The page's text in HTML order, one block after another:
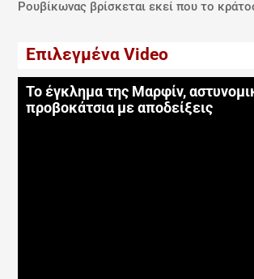
Ρουβίκωνας βρίσκεται εκεί που το
Επιλεγμένα Video
Το έγκλημα της Μαρφίν,
προβοκάτσια με αποδείξεις